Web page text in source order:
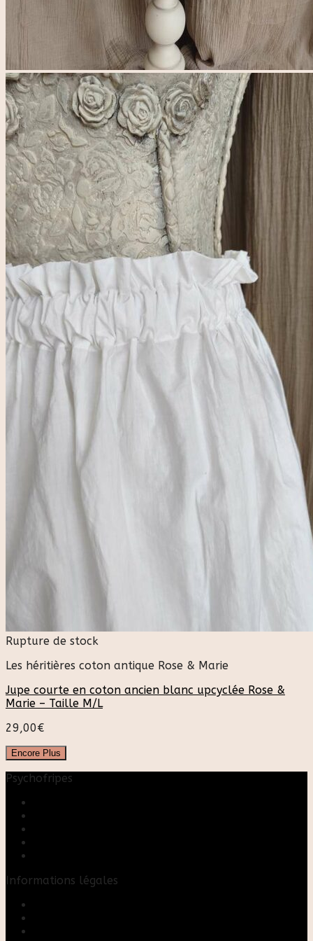
Rupture de stock
Les héritières coton antique Rose & Marie
Jupe courte en coton ancien blanc upcyclée Rose &
Marie – Taille M/L
29,00€
Encore Plus
Psychofripes
Informations légales